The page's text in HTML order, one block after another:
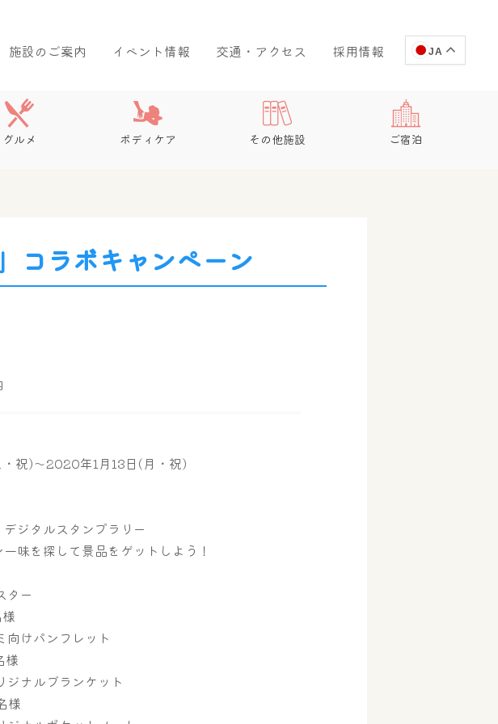
施設のご案内 イベント情報 交通・アクセス 採用情報 JA
グルメ ボディケア その他施設 ご宿泊
ラボキャンペーン
祝)～2020年1月13日(月・祝)
ジタルスタンプラリー
味を探して景品をゲットしよう！
ー
けパンフレット
ナルブランケット